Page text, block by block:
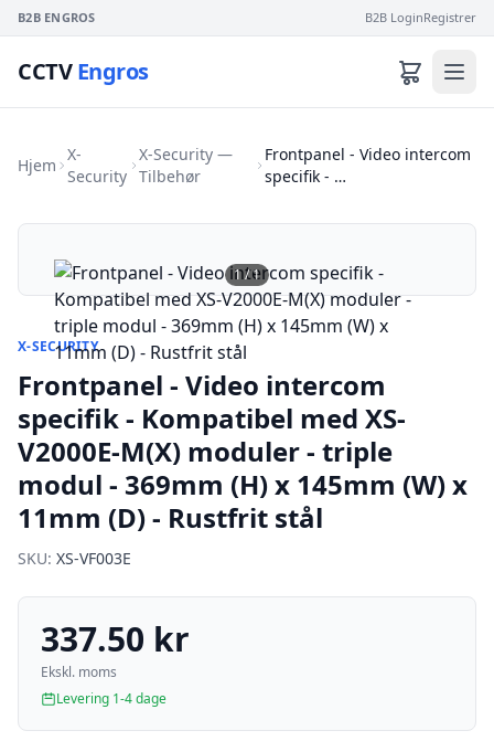
B2B ENGROS B2B LoginRegistrer
CCTVEngros
Hjem
X-
Security
X-Security —
Tilbehør
Frontpanel - Video intercom
specifik - …
1/1
X-SECURITY
Frontpanel - Video intercom
specifik - Kompatibel med XS-
V2000E-M(X) moduler - triple
modul - 369mm (H) x 145mm (W) x
11mm (D) - Rustfrit stål
SKU: XS-VF003E
337.50 kr
Ekskl. moms
Levering 1-4 dage